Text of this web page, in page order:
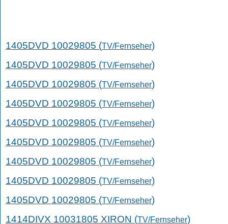
1405DVD 10029805 (TV/Fernseher)
1405DVD 10029805 (TV/Fernseher)
1405DVD 10029805 (TV/Fernseher)
1405DVD 10029805 (TV/Fernseher)
1405DVD 10029805 (TV/Fernseher)
1405DVD 10029805 (TV/Fernseher)
1405DVD 10029805 (TV/Fernseher)
1405DVD 10029805 (TV/Fernseher)
1405DVD 10029805 (TV/Fernseher)
1414DIVX 10031805 XIRON (TV/Fernseher)